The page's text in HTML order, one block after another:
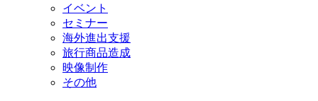
イベント
セミナー
海外進出支援
旅行商品造成
映像制作
その他